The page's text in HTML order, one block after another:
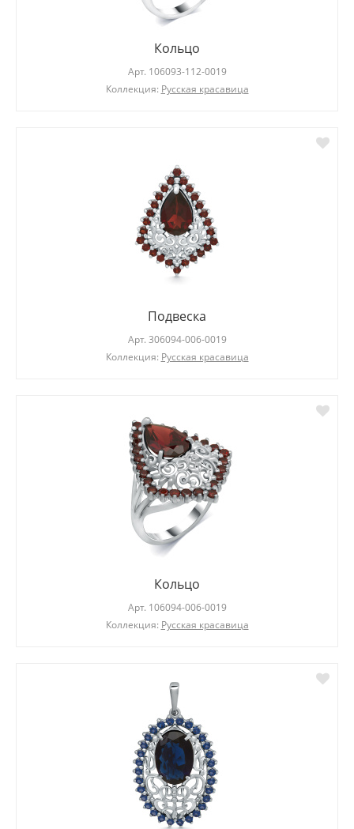
Кольцо
Арт. 106093-112-0019
Коллекция: Русская красавица
Подвеска
Арт. 306094-006-0019
Коллекция: Русская красавица
Кольцо
Арт. 106094-006-0019
Коллекция: Русская красавица